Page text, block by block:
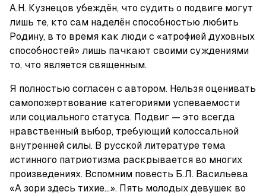
А.Н. Кузнецов убеждён, что судить о подвиге могут
лишь те, кто сам наделён способностью любить
Родину, в то время как люди с «атрофией духовных
способностей» лишь пачкают своими суждениями
то, что является священным.
Я полностью согласен с автором. Нельзя оценивать
самопожертвование категориями успеваемости
или социального статуса. Подвиг — это всегда
нравственный выбор, требующий колоссальной
внутренней силы. В русской литературе тема
истинного патриотизма раскрывается во многих
произведениях. Вспомним повесть Б.Л. Васильева
«А зори здесь тихие…». Пять молодых девушек во